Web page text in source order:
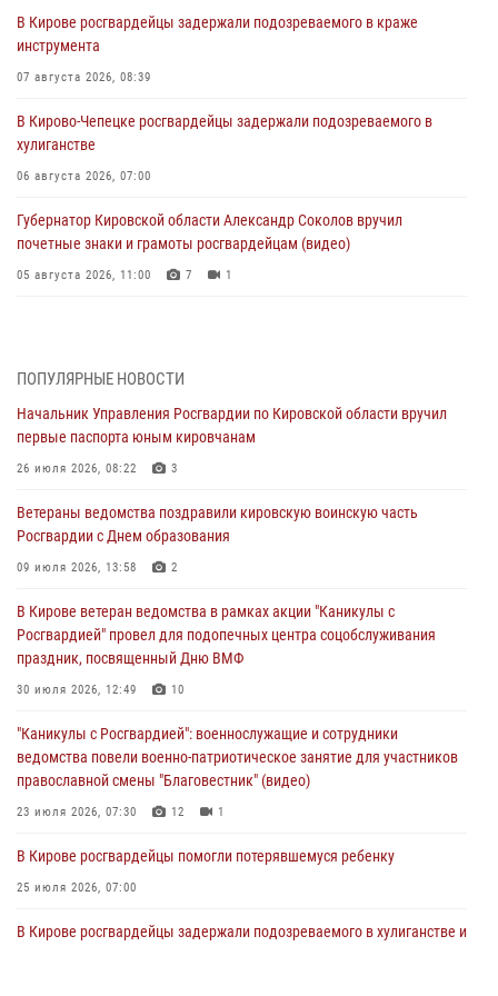
В Кирове росгвардейцы задержали подозреваемого в краже
инструмента
07 августа 2026, 08:39
В Кирово-Чепецке росгвардейцы задержали подозреваемого в
хулиганстве
06 августа 2026, 07:00
Губернатор Кировской области Александр Соколов вручил
почетные знаки и грамоты росгвардейцам (видео)
05 августа 2026, 11:00 7 1
04 августа 2026, 09:30
В Кирове росгвардейцы задержали подозреваемого в грабеже
03 августа 2026, 09:01
митинге в честь Дня воздушно-десантных войск
03 августа 2026, 08:45
магазина
02 августа 2026, 07:00
1 августа – День дежурной службы войск национальной гвардии
01 августа 2026, 09:39
ПОПУЛЯРНЫЕ НОВОСТИ
Начальник Управления Росгвардии по Кировской области вручил
первые паспорта юным кировчанам
26 июля 2026, 08:22 3
Ветераны ведомства поздравили кировскую воинскую часть
Росгвардии с Днем образования
09 июля 2026, 13:58 2
В Кирове ветеран ведомства в рамках акции "Каникулы с
Росгвардией" провел для подопечных центра соцобслуживания
праздник, посвященный Дню ВМФ
30 июля 2026, 12:49 10
"Каникулы с Росгвардией": военнослужащие и сотрудники
ведомства повели военно-патриотическое занятие для участников
православной смены "Благовестник" (видео)
23 июля 2026, 07:30 12 1
В Кирове росгвардейцы помогли потерявшемуся ребенку
25 июля 2026, 07:00
В Кирове росгвардейцы задержали подозреваемого в хулиганстве и